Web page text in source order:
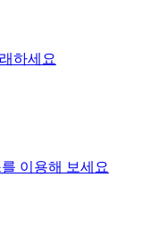
하세요
이용해 보세요